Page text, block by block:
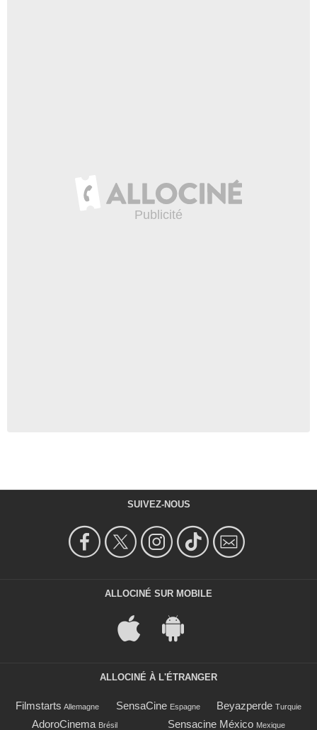
SUIVEZ-NOUS
ALLOCINÉ SUR MOBILE
ALLOCINÉ À L'ÉTRANGER
Filmstarts Allemagne SensaCine Espagne Beyazperde Turquie
AdoroCinema Brésil Sensacine México Mexique